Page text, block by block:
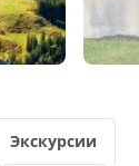
Экскурсии